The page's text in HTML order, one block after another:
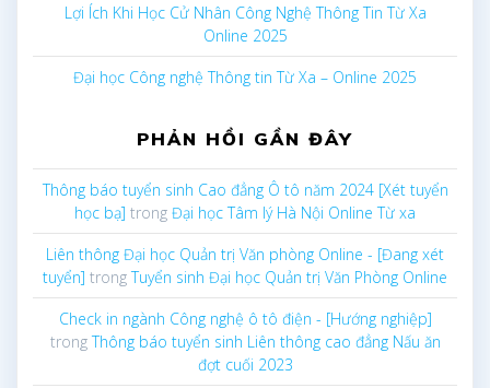
Lợi Ích Khi Học Cử Nhân Công Nghệ Thông Tin Từ Xa
Online 2025
Đại học Công nghệ Thông tin Từ Xa – Online 2025
PHẢN HỒI GẦN ĐÂY
Thông báo tuyển sinh Cao đẳng Ô tô năm 2024 [Xét tuyển
học bạ] trong Đại học Tâm lý Hà Nội Online Từ xa
Liên thông Đại học Quản trị Văn phòng Online - [Đang xét
tuyển] trongTuyển sinh Đại học Quản trị Văn Phòng Online
Check in ngành Công nghệ ô tô điện - [Hướng nghiệp]
trongThông báo tuyển sinh Liên thông cao đẳng Nấu ăn
đợt cuối 2023